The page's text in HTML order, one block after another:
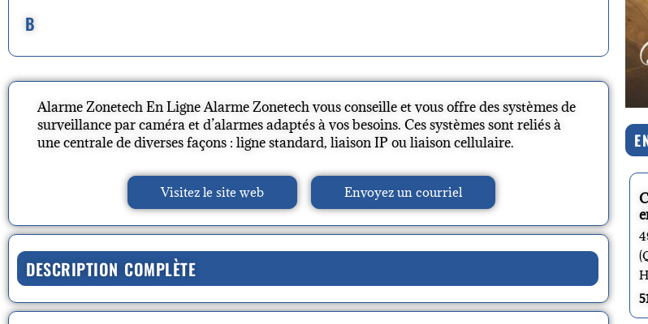
B
Alarme Zonetech En Ligne Alarme Zonetech vous conseille et vous offre des systèmes de
surveillance par caméra et d’alarmes adaptés à vos besoins. Ces systèmes sont reliés à
une centrale de diverses façons : ligne standard, liaison IP ou liaison cellulaire.
Visitez le site web Envoyez un courriel
DESCRIPTION COMPLÈTE